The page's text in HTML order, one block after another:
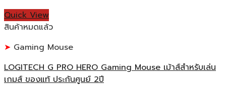
Quick View
สินค้าหมดแล้ว
Gaming Mouse
LOGITECH G PRO HERO Gaming Mouse เม้าส์สำหรับเล่น
เกมส์ ของแท้ ประกันศูนย์ 2ปี